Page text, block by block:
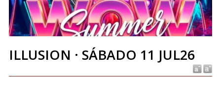
ILLUSION · SÁBADO 11 JUL26